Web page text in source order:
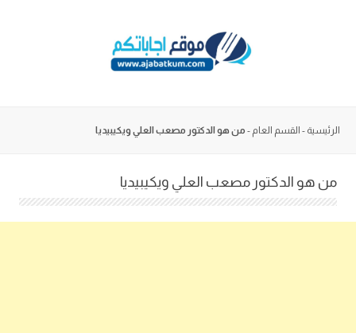
الرئيسية - القسم العام - من هو الدكتور مصعب العلي ويكيبيديا
من هو الدكتور مصعب العلي ويكيبيديا